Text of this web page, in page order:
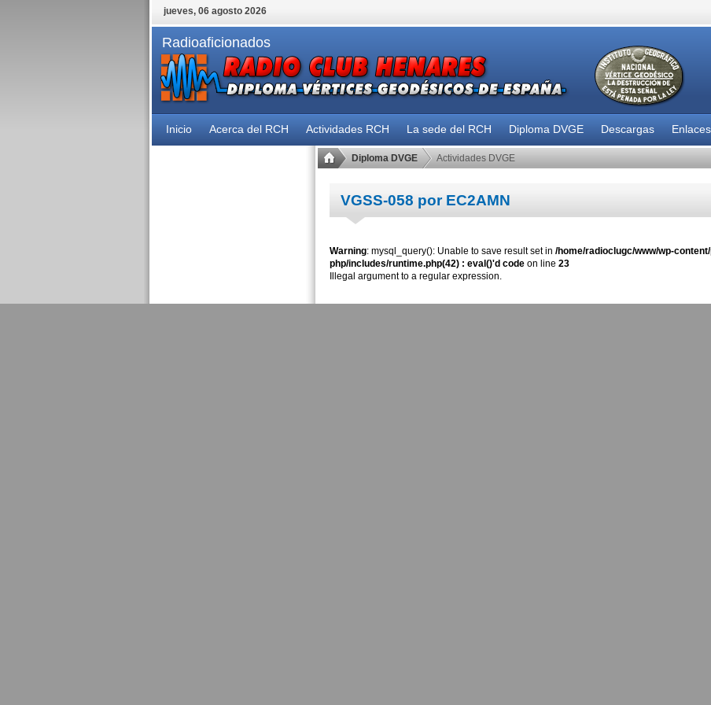
jueves, 06 agosto 2026
Radioaficionados
Inicio Acerca del RCH Actividades RCH La sede del RCH Diploma DVGE Descargas Enlaces
Diploma DVGE Actividades DVGE
VGSS-058 por EC2AMN
Warning: mysql_query(): Unable to save result set in /home/radioclugc/www/wp-
php/includes/runtime.php(42) : eval()'d codeon line 23
Illegal argument to a regular expression.